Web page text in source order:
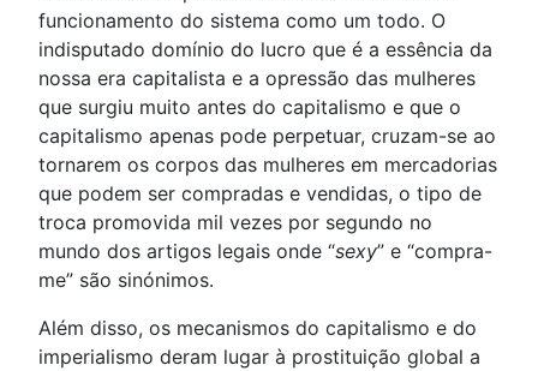
funcionamento do sistema como um todo. O
indisputado domínio do lucro que é a essência da
nossa era capitalista e a opressão das mulheres
que surgiu muito antes do capitalismo e que o
capitalismo apenas pode perpetuar, cruzam-se ao
tornarem os corpos das mulheres em mercadorias
que podem ser compradas e vendidas, o tipo de
troca promovida mil vezes por segundo no
mundo dos artigos legais onde “sexy” e “compra-
me” são sinónimos.
Além disso, os mecanismos do capitalismo e do
imperialismo deram lugar à prostituição global a